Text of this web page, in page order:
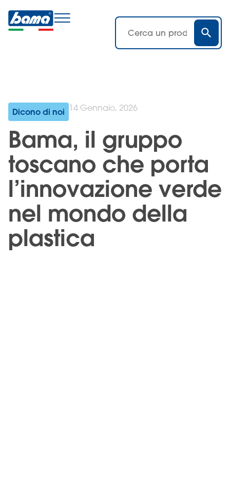
Dicono di noi 14 Gennaio, 2026
Bama, il gruppo
toscano che porta
l’innovazione verde
nel mondo della
plastica